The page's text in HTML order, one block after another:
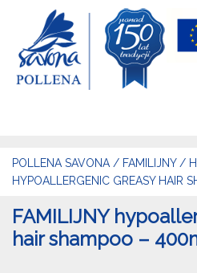
POLLENA SAVONA / FAMILIJNY/
HYPOALLERGENIC GREASY HAIR
FAMILIJNY
hair shampoo –